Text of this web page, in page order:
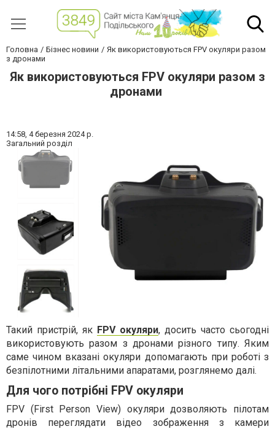
Головна Бізнес новини
Як використовуються FPV окуляри разом
з дронами
Як використовуються FPV окуляри разом з
дронами
14:58, 4 березня 2024 р.
Загальний розділ
Такий пристрій, як FPV окуляри, досить часто сьогодні
використовують разом з дронами різного типу. Яким
саме чином вказані окуляри допомагають при роботі з
безпілотними літальними апаратами, розглянемо далі.
Для чого потрібні FPV окуляри
FPV (First Person View) окуляри дозволяють пілотам
дронів переглядати відео зображення з камери